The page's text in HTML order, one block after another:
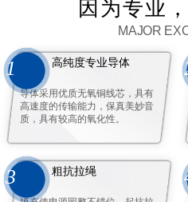
因为专业
MAJOR
1 高纯度专业导体
导体采用优质无氧铜线芯，具有
高速度的传输能力，保真美妙音
质，具有较高的氧化性。
3 粗抗拉绳